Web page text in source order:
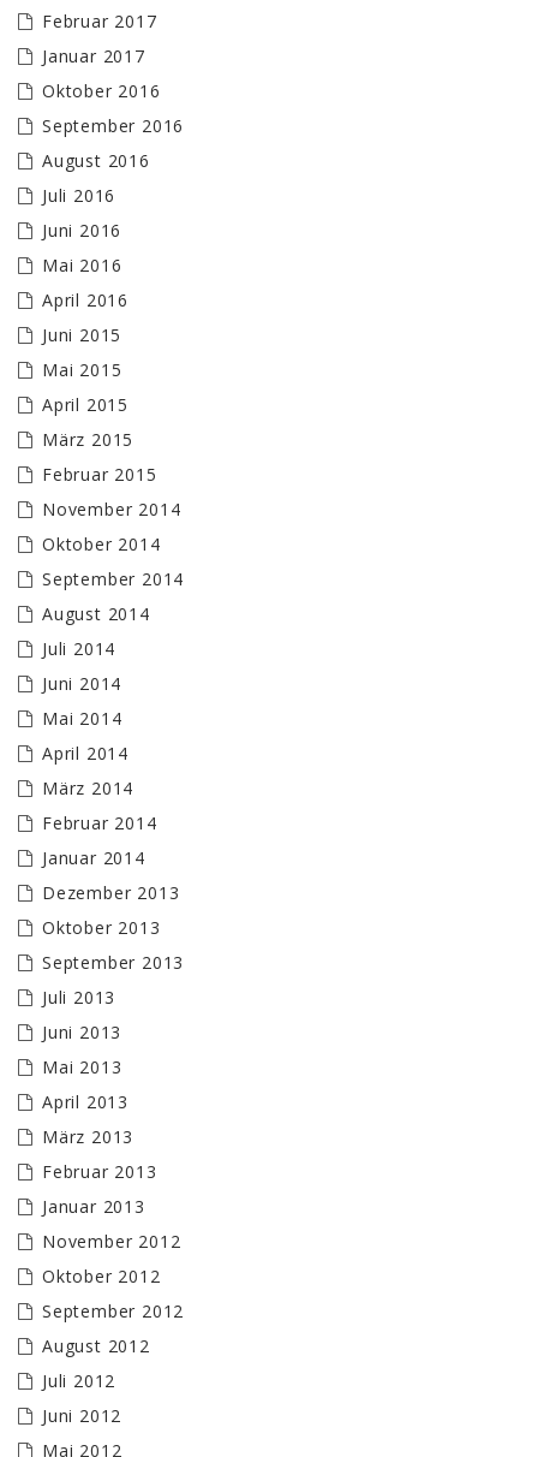
Februar 2017
Januar 2017
Oktober 2016
September 2016
August 2016
Juli 2016
Juni 2016
Mai 2016
April 2016
Juni 2015
Mai 2015
April 2015
März 2015
Februar 2015
November 2014
Oktober 2014
September 2014
August 2014
Juli 2014
Juni 2014
Mai 2014
April 2014
März 2014
Februar 2014
Januar 2014
Dezember 2013
Oktober 2013
September 2013
Juli 2013
Juni 2013
Mai 2013
April 2013
März 2013
Februar 2013
Januar 2013
November 2012
Oktober 2012
September 2012
August 2012
Juli 2012
Juni 2012
Mai 2012